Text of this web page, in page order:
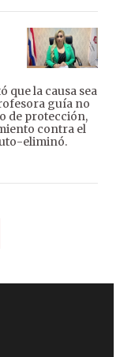
que la causa sea
guía no
de protección,
contra el
eliminó.